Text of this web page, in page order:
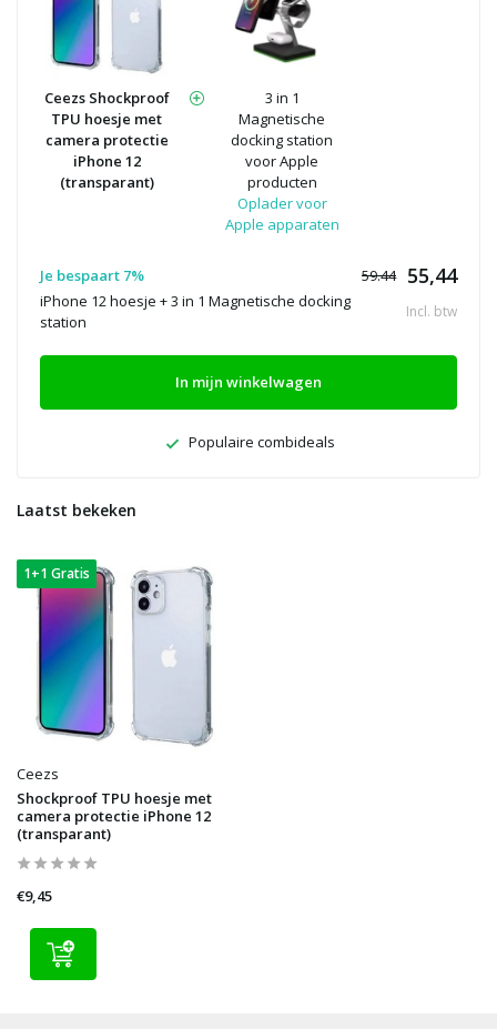
Ceezs Shockproof
TPU hoesje met
camera protectie
iPhone 12
(transparant)
3 in 1
Magnetische
docking station
voor Apple
producten
Oplader voor
Apple apparaten
Je bespaart 7% 59.44 55,44
iPhone 12 hoesje + 3 in 1 Magnetische docking
station
Incl. btw
In mijn winkelwagen
Populaire combideals
Laatst bekeken
1+1 Gratis
Ceezs
Shockproof TPU hoesje met
camera protectie iPhone 12
(transparant)
€9,45